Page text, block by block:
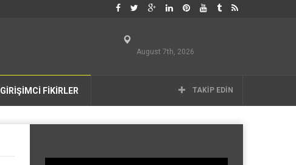
August 7th, 2026
GİRİŞİMCİ FİKİRLER TAKIP EDIN